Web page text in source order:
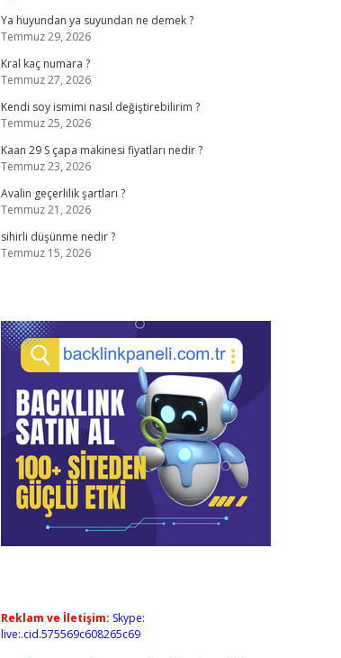
Ya huyundan ya suyundan ne demek ?
Temmuz 29, 2026
Kral kaç numara ?
Temmuz 27, 2026
Kendi soy ismimi nasıl değiştirebilirim ?
Temmuz 25, 2026
Kaan 29 S çapa makinesi fiyatları nedir ?
Temmuz 23, 2026
Avalin geçerlilik şartları ?
Temmuz 21, 2026
sihirli düşünme nedir ?
Temmuz 15, 2026
Reklam ve İletişim: Skype:
live:.cid.575569c608265c69